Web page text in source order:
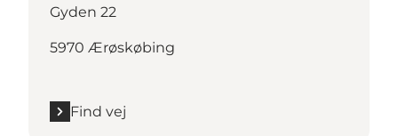
Gyden 22
5970 Ærøskøbing
Find vej